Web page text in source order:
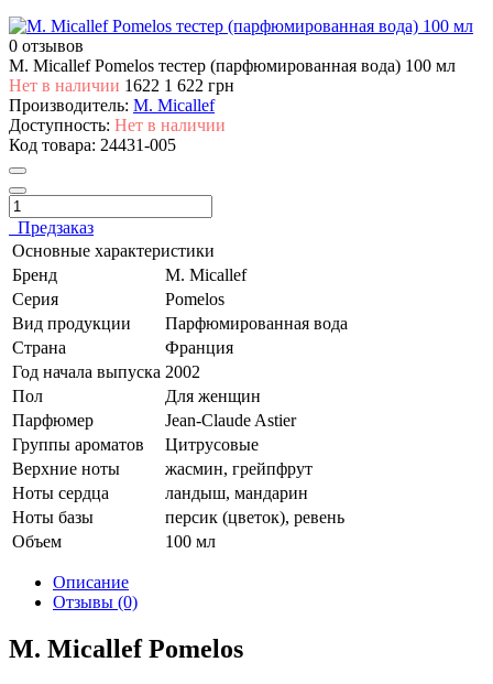
0 отзывов
M. Micallef Pomelos тестер (парфюмированная вода) 100 мл
Нет в наличии 1622 1 622 грн
Производитель: M. Micallef
Доступность: Нет в наличии
Код товара: 24431-005
Предзаказ
Основные характеристики
Бренд
M. Micallef
Серия
Pomelos
Вид продукции
Парфюмированная вода
Страна
Франция
Год начала выпуска 2002
Пол
Для женщин
Парфюмер
Jean-Claude Astier
Группы ароматов
Цитрусовые
Верхние ноты
жасмин, грейпфрут
Ноты сердца
ландыш, мандарин
Ноты базы
персик (цветок), ревень
Объем
100 мл
Описание
Отзывы (0)
M. Micallef Pomelos